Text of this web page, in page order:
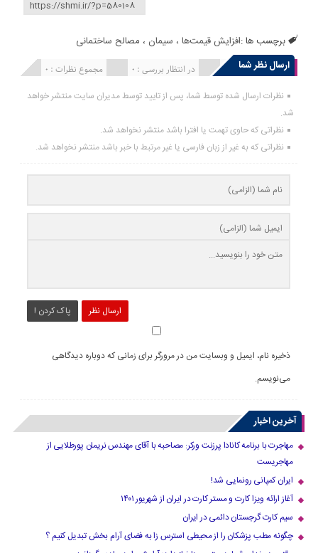
برچسب ها :افزایش قیمت‌ها ، سیمان ، مصالح ساختمانی
ارسال نظر شما
مجموع نظرات : 0 در انتظار بررسی : 0 انتشار یافته : 0
نظرات ارسال شده توسط شما، پس از تایید توسط مدیران سایت منتشر خواهد
شد.
نظراتی که حاوی تهمت یا افترا باشد منتشر نخواهد شد.
نظراتی که به غیر از زبان فارسی یا غیر مرتبط با خبر باشد منتشر نخواهد شد.
ارسال نظر پاک کردن !
ذخیره نام، ایمیل و وبسایت من در مرورگر برای زمانی که دوباره دیدگاهی
می‌نویسم.
آخرین اخبار
مهاجرت با برنامه کانادا پرزنت ورکر: مصاحبه با آقای مهندس نریمان پورطلایی از
مهاجریست
ایران کمپانی رونمایی شد!
آغاز ارائه ویزا کارت و مستر کارت در ایران از شهریور ۱۴۰۱
سیم کارت گرجستان دائمی در ایران
چگونه مطب پزشکان را از محیطی استرس زا به فضای آرام بخش تبدیل کنیم ؟